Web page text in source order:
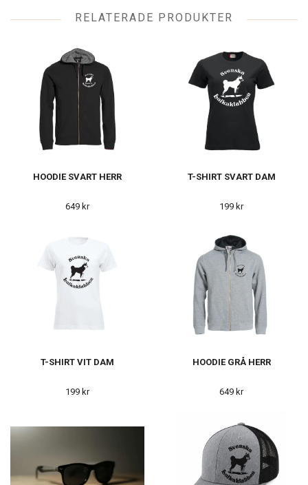
RELATERADE PRODUKTER
HOODIE SVART HERR
649 kr
T-SHIRT SVART DAM
199 kr
T-SHIRT VIT DAM
199 kr
HOODIE GRÅ HERR
649 kr